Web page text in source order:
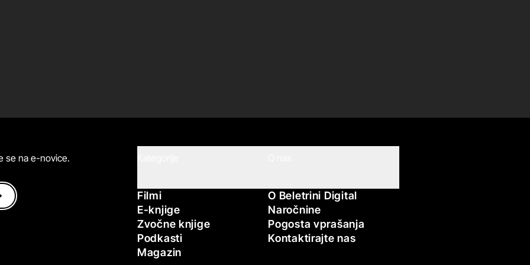
Filmi
E-knjige
Zvočne knjige
Podkasti
Magazin
O Beletrini Digital
Naročnine
Pogosta vprašanja
Kontaktirajte nas
se na e-novice.